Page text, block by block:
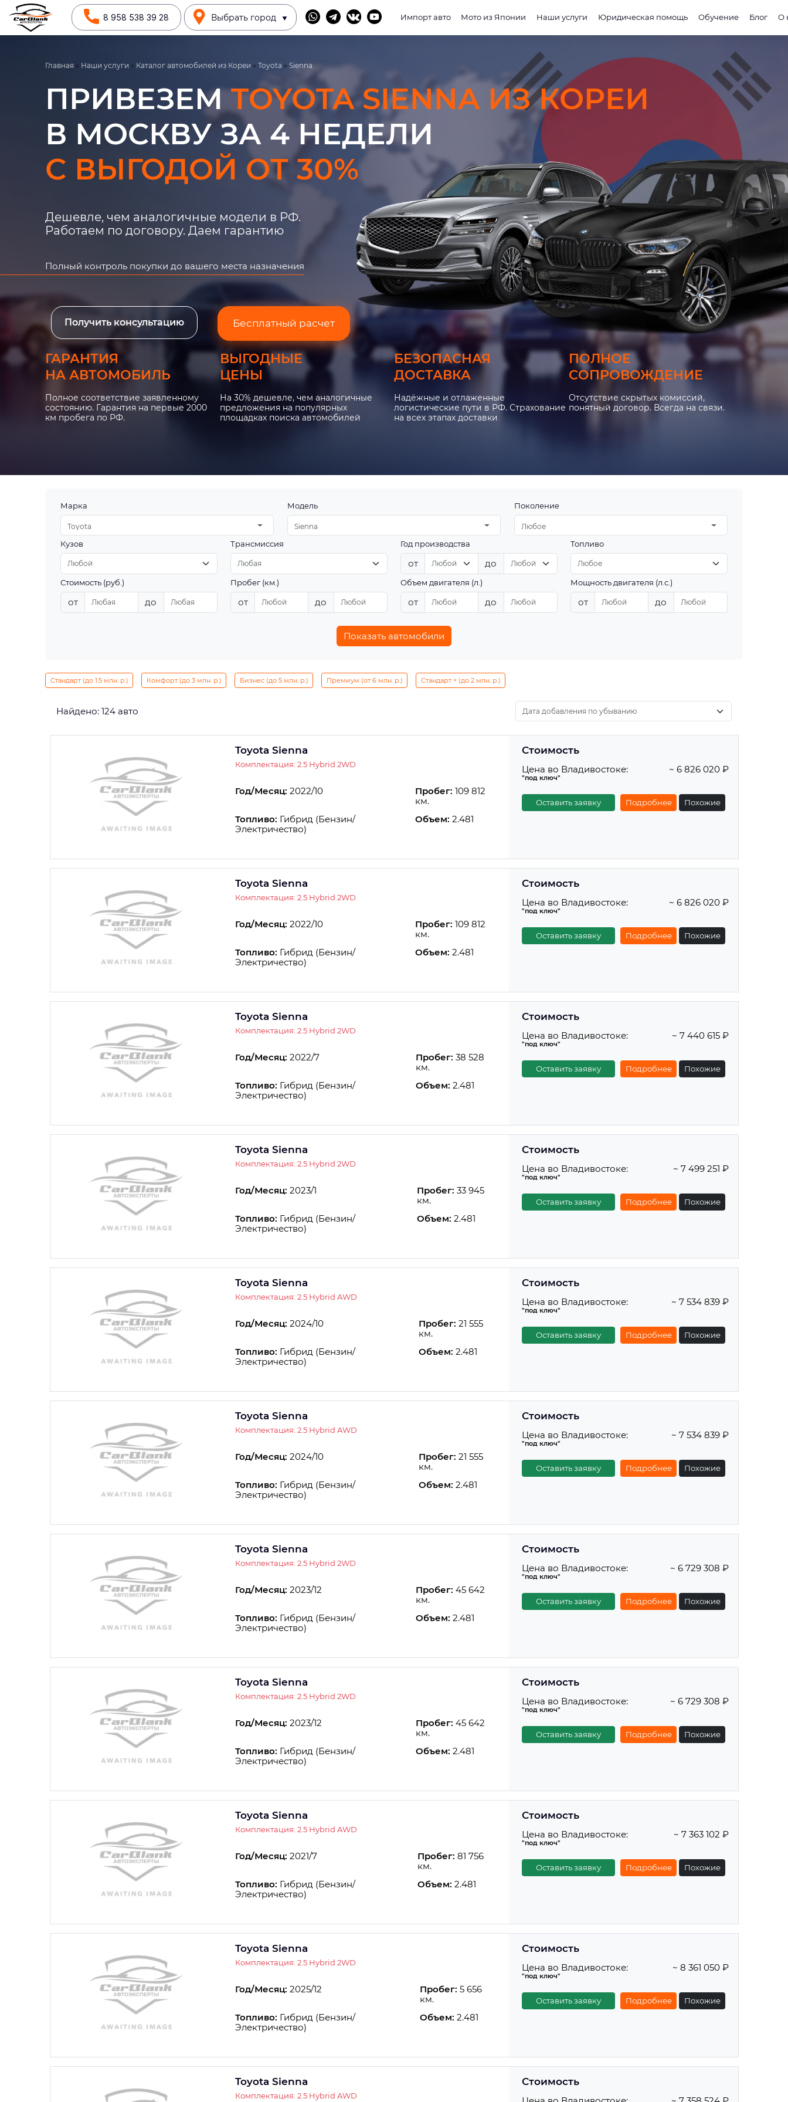
8 958 538 39 28 Выбрать город Импорт авто Мото из Японии Наши услуги Юридическая помощь Обучение Блог О
Главная » Наши услуги » Каталог автомобилей из Кореи » Toyota » Sienna
ПРИВЕЗЕМTOYOTA SIENNA ИЗ КОРЕИ
В МОСКВУ ЗА 4 НЕДЕЛИ
С ВЫГОДОЙ ОТ 30%
Дешевле, чем аналогичные модели в РФ.
Работаем по договору. Даем гарантию
Полный контроль покупки до вашего места назначения
Получить консультацию Бесплатный расчет
ГАРАНТИЯ
НА АВТОМОБИЛЬ
Полное соответствие заявленному
состоянию. Гарантия на первые 2000
км пробега по РФ.
ВЫГОДНЫЕ
ЦЕНЫ
На 30% дешевле, чем аналогичные
предложения на популярных
площадках поиска автомобилей
БЕЗОПАСНАЯ
ДОСТАВКА
Надёжные и отлаженные
логистические пути в РФ. Страхование
на всех этапах доставки
ПОЛНОЕ
СОПРОВОЖДЕНИЕ
Отсутствие скрытых комиссий,
понятный договор. Всегда на связи.
Марка
Toyota
Модель
Sienna
Поколение
Любое
Кузов Трансмиссия Год производства
от до
Топливо
Стоимость (руб.)
от до
Пробег (км.)
от до
Объем двигателя (л.)
от до
Мощность двигателя (л.с.)
от до
Показать автомобили
Стандарт (до 1.5 млн. р.) Комфорт (до 3 млн. р.) Бизнес (до 5 млн. р.) Премиум (от 6 млн. р.) Стандарт + (до 2 млн. р.)
Найдено: 124 авто
Toyota Sienna
Комплектация: 2.5 Hybrid 2WD
Год/Месяц: 2022/10 Пробег: 109 812
км.
Топливо: Гибрид (Бензин/
Электричество)
Объем: 2.481
Стоимость
Цена во Владивостоке:
"под ключ"
~ 6 826 020 ₽
Оставить заявку Подробнее Похожие
Toyota Sienna
Комплектация: 2.5 Hybrid 2WD
Год/Месяц: 2022/10 Пробег: 109 812
км.
Топливо: Гибрид (Бензин/
Электричество)
Объем: 2.481
Стоимость
Цена во Владивостоке:
"под ключ"
~ 6 826 020 ₽
Оставить заявку Подробнее Похожие
Toyota Sienna
Комплектация: 2.5 Hybrid 2WD
Год/Месяц: 2022/7 Пробег: 38 528
км.
Топливо: Гибрид (Бензин/
Электричество)
Объем: 2.481
Стоимость
Цена во Владивостоке:
"под ключ"
~ 7 440 615 ₽
Оставить заявку Подробнее Похожие
Toyota Sienna
Комплектация: 2.5 Hybrid 2WD
Год/Месяц: 2023/1 Пробег: 33 945
км.
Топливо: Гибрид (Бензин/
Электричество)
Объем: 2.481
Стоимость
Цена во Владивостоке:
"под ключ"
~ 7 499 251 ₽
Оставить заявку Подробнее Похожие
Toyota Sienna
Комплектация: 2.5 Hybrid AWD
Год/Месяц: 2024/10 Пробег: 21 555
км.
Топливо: Гибрид (Бензин/
Электричество)
Объем: 2.481
Стоимость
Цена во Владивостоке:
"под ключ"
~ 7 534 839 ₽
Оставить заявку Подробнее Похожие
Toyota Sienna
Комплектация: 2.5 Hybrid AWD
Год/Месяц: 2024/10 Пробег: 21 555
км.
Топливо: Гибрид (Бензин/
Электричество)
Объем: 2.481
Стоимость
Цена во Владивостоке:
"под ключ"
~ 7 534 839 ₽
Оставить заявку Подробнее Похожие
Toyota Sienna
Комплектация: 2.5 Hybrid 2WD
Год/Месяц: 2023/12 Пробег: 45 642
км.
Топливо: Гибрид (Бензин/
Электричество)
Объем: 2.481
Стоимость
Цена во Владивостоке:
"под ключ"
~ 6 729 308 ₽
Оставить заявку Подробнее Похожие
Toyota Sienna
Комплектация: 2.5 Hybrid 2WD
Год/Месяц: 2023/12 Пробег: 45 642
км.
Топливо: Гибрид (Бензин/
Электричество)
Объем: 2.481
Стоимость
Цена во Владивостоке:
"под ключ"
~ 6 729 308 ₽
Оставить заявку Подробнее Похожие
Toyota Sienna
Комплектация: 2.5 Hybrid AWD
Год/Месяц: 2021/7 Пробег: 81 756
км.
Топливо: Гибрид (Бензин/
Электричество)
Объем: 2.481
Стоимость
Цена во Владивостоке:
"под ключ"
~ 7 363 102 ₽
Оставить заявку Подробнее Похожие
Toyota Sienna
Комплектация: 2.5 Hybrid 2WD
Год/Месяц: 2025/12 Пробег: 5 656
км.
Топливо: Гибрид (Бензин/
Электричество)
Объем: 2.481
Стоимость
Цена во Владивостоке:
"под ключ"
~ 8 361 050 ₽
Оставить заявку Подробнее Похожие
Toyota Sienna
Комплектация: 2.5 Hybrid AWD
Стоимость